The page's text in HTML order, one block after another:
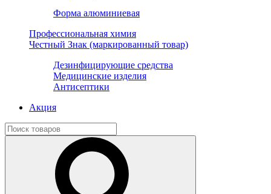
Форма алюминиевая
Профессиональная химия
Честный Знак (маркированный товар)
Дезинфицирующие средства
Медицинские изделия
Антисептики
Акция